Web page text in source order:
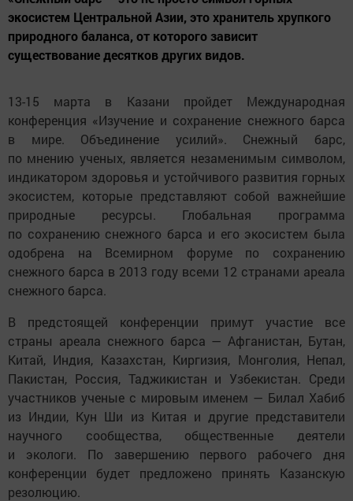
экосистем Центральной Азии, это хранитель хрупкого
природного баланса, от которого зависит
существование десятков других видов.
13-15 марта в Казани пройдет Международная
конференция «Изучение и сохранение снежного барса
в мире. Объединение усилий». Снежный барс,
по мнению ученых, является незаменимым символом,
индикатором здоровья и устойчивого развития горных
экосистем, которые представляют собой важнейшие
природные ресурсы. Глобальная программа
по сохранению снежного барса и его экосистем была
одобрена на Всемирном форуме по сохранению
снежного барса в 2013 году всеми 12 странами ареала
снежного барса.
В предстоящей конференции примут участие все
страны ареала снежного барса — Афганистан, Бутан,
Китай, Индия, Казахстан, Киргизия, Монголия, Непал,
Пакистан, Россия, Таджикистан и Узбекистан. Среди
участников ученые с мировым именем — Билал Хабиб
из Индии, Кун Ши из Китая и другие представители
научного сообщества, общественные деятели
и экологи. По завершению первого рабочего дня
конференции будет предложено принять Казанскую
резолюцию.